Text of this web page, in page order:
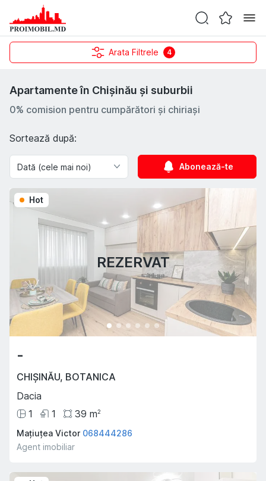
Arata Filtrele 4
Apartamente în Chișinău și suburbii
0% comision pentru cumpărători și chiriași
Sortează după:
Abonează-te
REZERVAT
Hot
-
CHIȘINĂU, BOTANICA
Dacia
1
1 39 m2
Mațiuțea Victor 068444286
Agent imobiliar